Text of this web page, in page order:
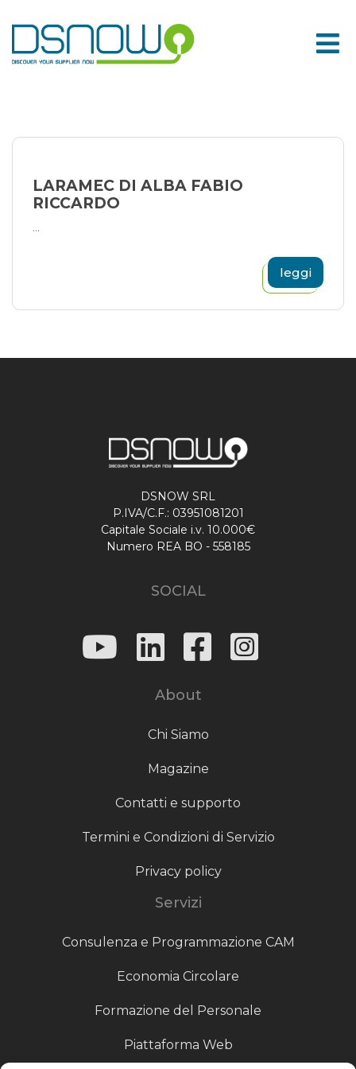
to
content
LARAMEC DI ALBA FABIO
RICCARDO
...
leggi
DSNOW SRL
P.IVA/C.F.: 03951081201
Capitale Sociale i.v. 10.000€
Numero REA BO - 558185
SOCIAL
About
Chi Siamo
Magazine
Contatti e supporto
Termini e Condizioni di Servizio
Privacy policy
Servizi
Consulenza e Programmazione CAM
Economia Circolare
Formazione del Personale
Piattaforma Web